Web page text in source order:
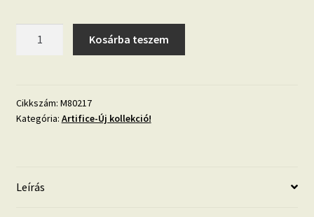
lamella
mintás
Kosárba teszem
Cikkszám: M80217
Kategória: Artifice-Új kollekció!
Leírás